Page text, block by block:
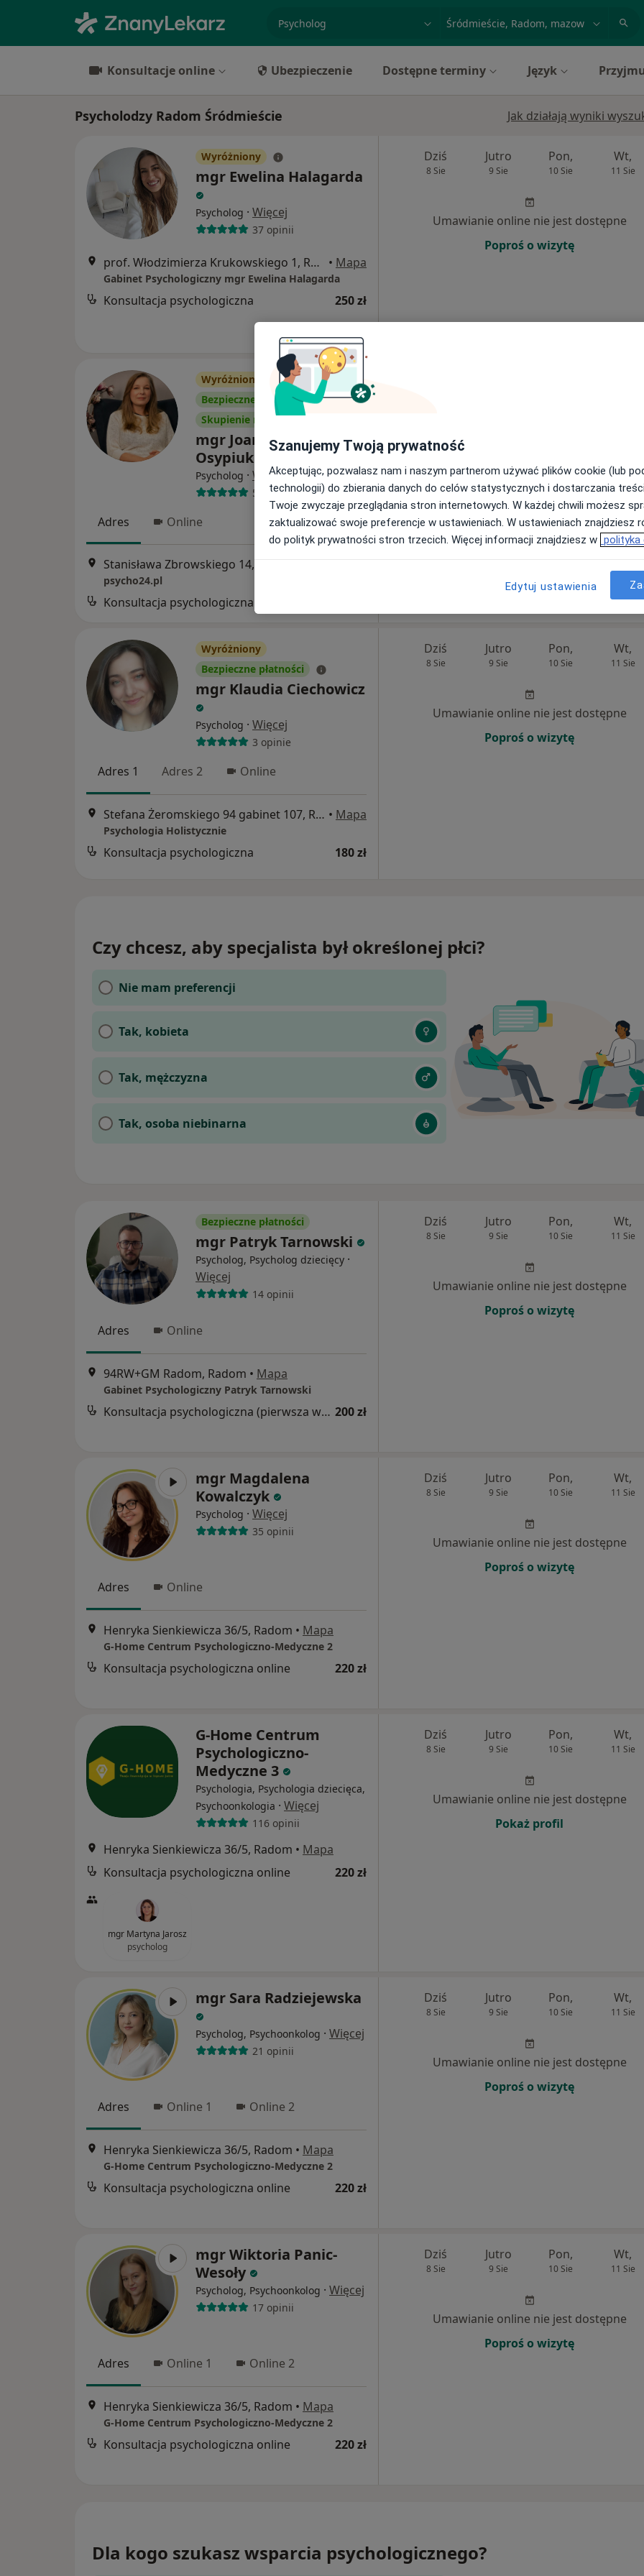
specjalizacja, badanie lub nazwiskomiasto lub dzielnica
Konsultacje online Ubezpieczenie Dostępne terminy Język
Psycholodzy Radom Śródmieście Jak działają wyniki
Wyróżniony
mgr Ewelina Halagarda
Psycholog · Więcej
37 opinii
prof. Włodzimierza Krukowskiego 1, Radom • Mapa
Gabinet Psychologiczny mgr Ewelina Halagarda
Konsultacja psychologiczna 250 zł
Dziś
8 Sie
Jutro
9 Sie
Pon,
10 Sie
Wt,
11 Sie
Umawianie online nie jest dostępne
Poproś o wizytę
Wyróżniony
Bezpieczne płatności
Skupienie na pacjencie
mgr Joanna Grabowska-
Osypiuk
Psycholog · Więcej
59 opinii
Adres Online
Stanisława Zbrowskiego 14, Radom
psycho24.pl
Konsultacja psychologiczna
Umawianie online nie jest dostępne
Poproś o wizytę
Wyróżniony
Bezpieczne płatności
mgr Klaudia Ciechowicz
Psycholog · Więcej
3 opinie
Adres 1 Adres 2 Online
Stefana Żeromskiego 94 gabinet 107, Radom • Mapa
Psychologia Holistycznie
Konsultacja psychologiczna 180 zł
Dziś
8 Sie
Jutro
9 Sie
Pon,
10 Sie
Wt,
11 Sie
Umawianie online nie jest dostępne
Poproś o wizytę
Czy chcesz, aby specjalista był określonej płci?
Nie mam preferencji
Tak, kobieta
Tak, mężczyzna
Tak, osoba niebinarna
Bezpieczne płatności
mgr Patryk Tarnowski
Psycholog, Psycholog dziecięcy ·
Więcej
14 opinii
Adres Online
94RW+GM Radom, Radom • Mapa
Gabinet Psychologiczny Patryk Tarnowski
Konsultacja psychologiczna (pierwsza wizyta) 200 zł
Dziś
8 Sie
Jutro
9 Sie
Pon,
10 Sie
Wt,
11 Sie
Umawianie online nie jest dostępne
Poproś o wizytę
mgr Magdalena
Kowalczyk
Psycholog · Więcej
35 opinii
Adres Online
Henryka Sienkiewicza 36/5, Radom • Mapa
G-Home Centrum Psychologiczno-Medyczne 2
Konsultacja psychologiczna online 220 zł
Dziś
8 Sie
Jutro
9 Sie
Pon,
10 Sie
Wt,
11 Sie
Umawianie online nie jest dostępne
Poproś o wizytę
G-Home Centrum
Psychologiczno-
Medyczne 3
Psychologia, Psychologia dziecięca,
Psychoonkologia · Więcej
116 opinii
Henryka Sienkiewicza 36/5, Radom • Mapa
Konsultacja psychologiczna online
220 zł
mgr Martyna Jarosz
psycholog
Dziś
8 Sie
Jutro
9 Sie
Pon,
10 Sie
Wt,
11 Sie
Umawianie online nie jest dostępne
Pokaż profil
mgr Sara Radziejewska
Psycholog, Psychoonkolog · Więcej
21 opinii
Adres Online 1 Online 2
Henryka Sienkiewicza 36/5, Radom • Mapa
G-Home Centrum Psychologiczno-Medyczne 2
Konsultacja psychologiczna online 220 zł
Dziś
8 Sie
Jutro
9 Sie
Pon,
10 Sie
Wt,
11 Sie
Umawianie online nie jest dostępne
Poproś o wizytę
mgr Wiktoria Panic-
Wesoły
Psycholog, Psychoonkolog · Więcej
17 opinii
Adres Online 1 Online 2
Henryka Sienkiewicza 36/5, Radom • Mapa
G-Home Centrum Psychologiczno-Medyczne 2
Konsultacja psychologiczna online 220 zł
Dziś
8 Sie
Jutro
9 Sie
Pon,
10 Sie
Wt,
11 Sie
Umawianie online nie jest dostępne
Poproś o wizytę
Dla kogo szukasz wsparcia psychologicznego?
Szanujemy Twoją prywatność
Akceptując, pozwalasz nam i naszym partnerom używać plików cookie (lub
technologii) do zbierania danych do celów statystycznych i dostarczania
Twoje zwyczaje przeglądania stron internetowych. W każdej chwili możesz
zaktualizować swoje preferencje w ustawieniach. W ustawieniach znajdziesz
do polityk prywatności stron trzecich. Więcej informacji znajdziesz w polityka
Edytuj ustawienia